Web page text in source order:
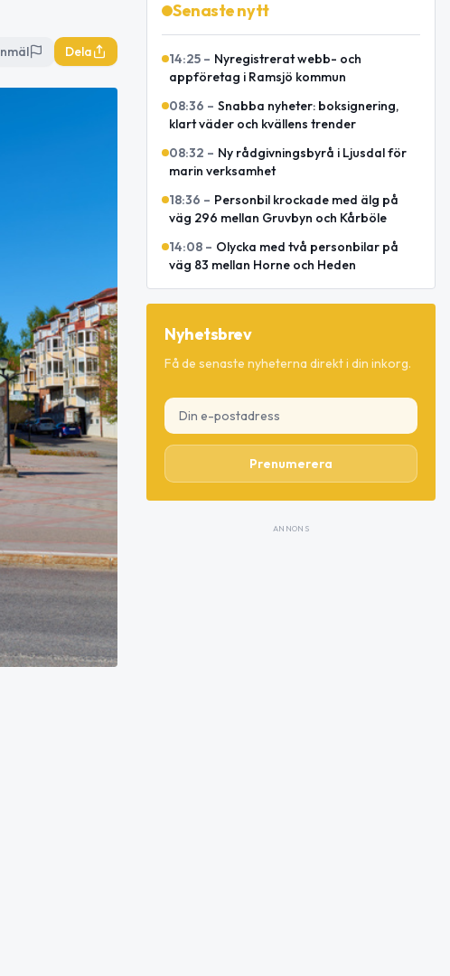
Dela
Senaste nytt
14:25 – Nyregistrerat webb- och
appföretag i Ramsjö kommun
08:36 – Snabba nyheter: boksignering,
klart väder och kvällens trender
08:32 – Ny rådgivningsbyrå i Ljusdal för
marin verksamhet
18:36 – Personbil krockade med älg på
väg 296 mellan Gruvbyn och Kårböle
14:08 – Olycka med två personbilar på
väg 83 mellan Horne och Heden
Nyhetsbrev
Få de senaste nyheterna direkt i din inkorg.
Prenumerera
ANNONS